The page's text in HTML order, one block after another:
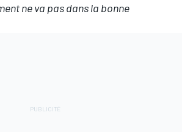
ne va pas dans la bonne